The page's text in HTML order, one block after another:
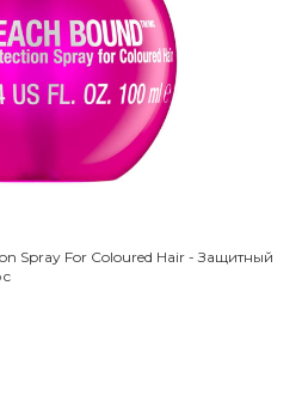
Spray For Coloured Hair - Защитный